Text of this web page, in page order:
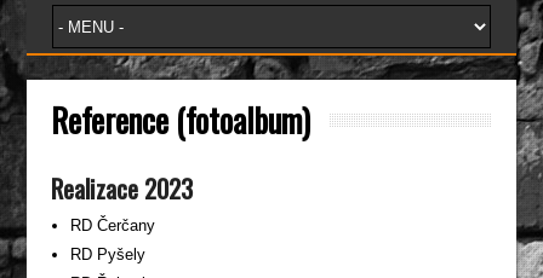
Reference (fotoalbum)
Realizace 2023
RD Čerčany
RD Pyšely